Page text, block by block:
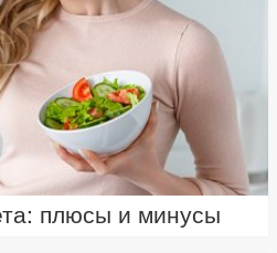
плюсы и минусы